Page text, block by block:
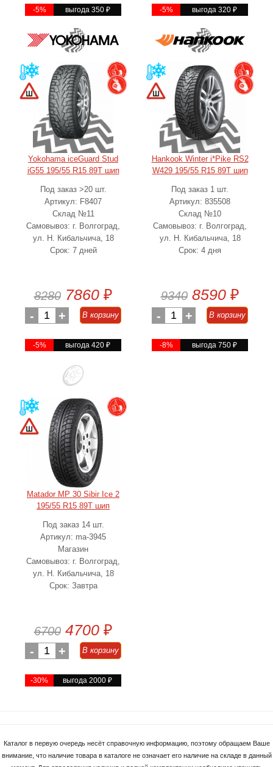
-5% выгода 350 ₽ -5% выгода 320 ₽
Yokohama iceGuard Stud
iG55 195/55 R15 89T шип
Под заказ >20 шт.
Артикул: F8407
Склад №11
Самовывоз: г. Волгоград,
ул. Н. Кибальчича, 18
Срок: 7 дней
8280 7860 ₽
- 1 + В корзину
-5% выгода 420 ₽
Hankook Winter i*Pike RS2
W429 195/55 R15 89T шип
Под заказ 1 шт.
Артикул: 835508
Склад №10
Самовывоз: г. Волгоград,
ул. Н. Кибальчича, 18
Срок: 4 дня
9340 8590 ₽
- 1 + В корзину
-8% выгода 750 ₽
Matador MP 30 Sibir Ice 2
195/55 R15 89T шип
Под заказ 14 шт.
Артикул: ma-3945
Магазин
Самовывоз: г. Волгоград,
ул. Н. Кибальчича, 18
Срок: Завтра
6700 4700 ₽
- 1 + В корзину
-30% выгода 2000₽
Каталог в первую очередь несёт справочную информацию, поэтому обращаем Ваше
внимание, что наличие товара в каталоге не означает его наличие на складе в данный